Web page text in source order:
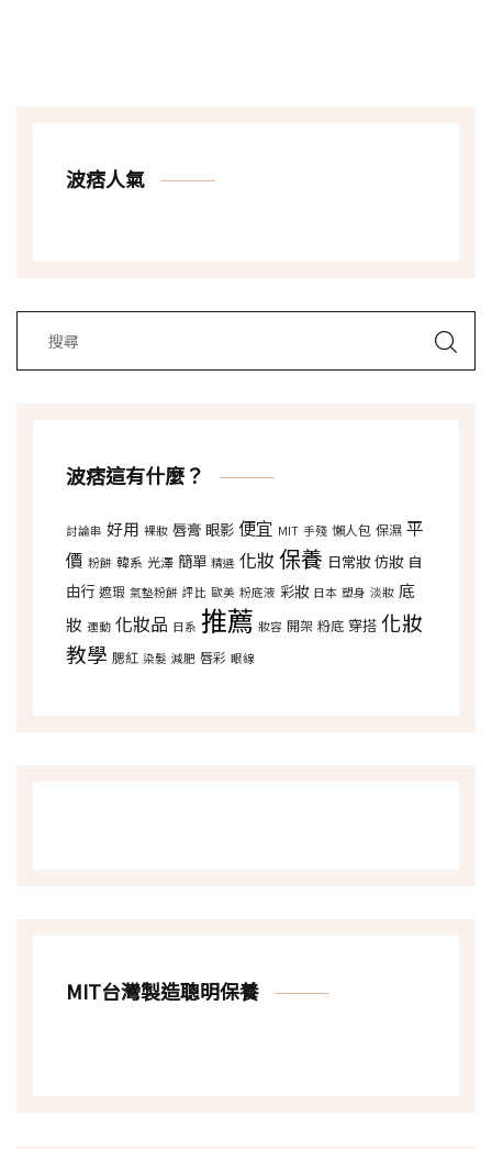
波痞人氣
波痞這有什麼？
討論串 好用 裸妝 唇膏 眼影 便宜 MIT 手殘 懶人包 保濕 平
價 粉餅 韓系 光澤 簡單 精選 化妝 保養 日常妝 仿妝 自
由行 遮瑕 氣墊粉餅 評比 歐美 粉底液 彩妝 日本 塑身 淡妝 底
妝 運動 化妝品 日系 推薦 妝容 開架 粉底 穿搭 化妝
教學 腮紅 染髮 減肥 唇彩 眼線
MIT台灣製造聰明保養